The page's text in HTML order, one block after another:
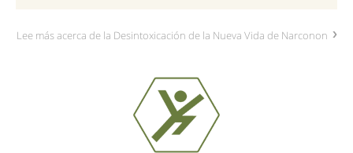
Lee más acerca de la Desintoxicación de la Nueva Vida de Narconon